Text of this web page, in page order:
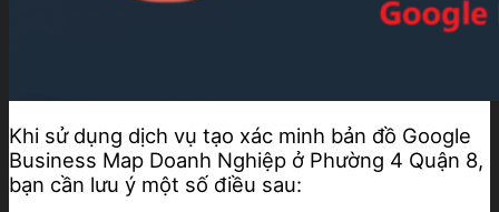
Khi sử dụng dịch vụ tạo xác minh bản đồ Google
Business Map Doanh Nghiệp ở Phường 4 Quận 8,
bạn cần lưu ý một số điều sau: